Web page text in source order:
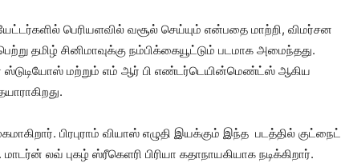
பெரியளவில் வசூல் செய்யும் என்பதை மாற்றி, விமர்சன
தமிழ் சினிமாவுக்கு நம்பிக்கையூட்டும் படமாக அமைந்தது.
ஸ்டுடியோஸ் மற்றும் எம் ஆர் பி எண்டர்டெயின்மெண்ட்ஸ் ஆகிய
பிரபுராம் வியாஸ் எழுதி இயக்கும் இந்த படத்தில் குட்நைட்
லவ் புகழ் ஸ்ரீகெளரி பிரியா கதாநாயகியாக நடிக்கிறார்.